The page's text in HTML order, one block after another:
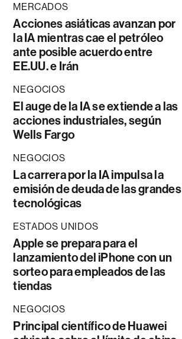
MERCADOS
Acciones asiáticas avanzan por
la IA mientras cae el petróleo
ante posible acuerdo entre
EE.UU. e Irán
NEGOCIOS
El auge de la IA se extiende a las
acciones industriales, según
Wells Fargo
NEGOCIOS
La carrera por la IA impulsa la
emisión de deuda de las grandes
tecnológicas
ESTADOS UNIDOS
Apple se prepara para el
lanzamiento del iPhone con un
sorteo para empleados de las
tiendas
NEGOCIOS
Principal científico de Huawei